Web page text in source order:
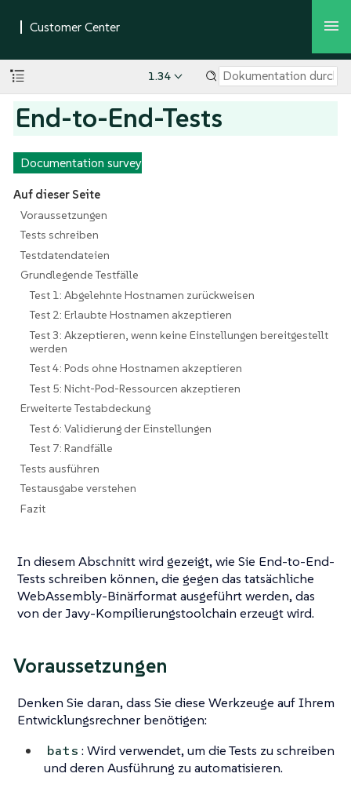
1.34
End-to-End-Tests
Documentation survey
Auf dieser Seite
Voraussetzungen
Tests schreiben
Testdatendateien
Grundlegende Testfälle
Test 1: Abgelehnte Hostnamen zurückweisen
Test 2: Erlaubte Hostnamen akzeptieren
Test 3: Akzeptieren, wenn keine Einstellungen bereitgestellt
werden
Test 4: Pods ohne Hostnamen akzeptieren
Test 5: Nicht-Pod-Ressourcen akzeptieren
Erweiterte Testabdeckung
Test 6: Validierung der Einstellungen
Test 7: Randfälle
Tests ausführen
Testausgabe verstehen
Fazit
In diesem Abschnitt wird gezeigt, wie Sie End-to-End-
Tests schreiben können, die gegen das tatsächliche
WebAssembly-Binärformat ausgeführt werden, das
von der Javy-Kompilierungstoolchain erzeugt wird.
Voraussetzungen
Denken Sie daran, dass Sie diese Werkzeuge auf Ihrem
Entwicklungsrechner benötigen:
bats : Wird verwendet, um die Tests zu schreiben
und deren Ausführung zu automatisieren.